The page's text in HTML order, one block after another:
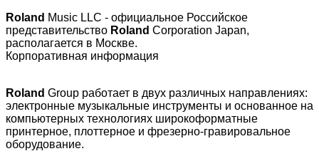
Roland Music LLC - официальное Российское
представительство Roland Corporation Japan,
располагается в Москве.
Корпоративная информация
Roland Group работает в двух различных направлениях:
электронные музыкальные инструменты и основанное на
компьютерных технологиях широкоформатные
принтерное, плоттерное и фрезерно-гравировальное
оборудование.